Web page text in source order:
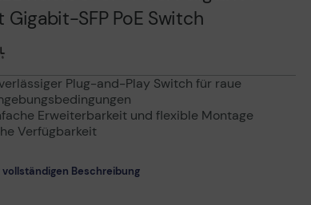
Gigabit-SFP PoE Switch
Plug-and-Play Switch für raue
Erweiterbarkeit und flexible Montage
Verfügbarkeit
vollständigen Beschreibung